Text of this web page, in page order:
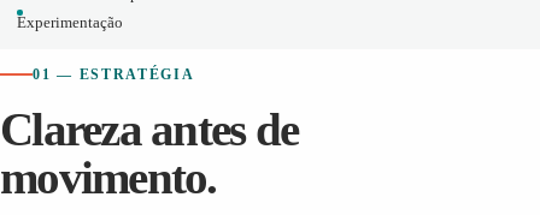
Experimentação
01 — ESTRATÉGIA
Clareza antes de
movimento.